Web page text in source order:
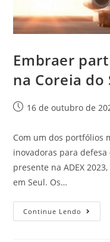
Embraer
na Coreia do
16 de outubro de
Com um dos portfólios
inovadoras para
presente na ADEX
em Seul. Os…
Continue Lendo